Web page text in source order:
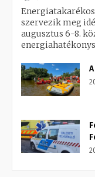
szervezik meg
augusztus 6-8.